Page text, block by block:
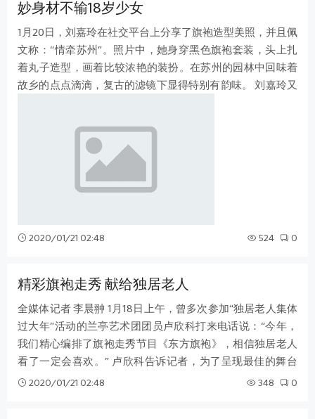
妙身材不输18岁少女
1月20日，刘嘉玲在社交平台上分享了旗袍造型美照，并且佩
文称：“情牵苏州”。照片中，她身穿黑色旗袍套装，头上扎
着丸子造型，画着比较浓艳的装扮。在苏州的园林中回味着
故乡的点点滴滴，复古的滤镜下显得特别有韵味。 刘嘉玲又
2020/01/21 02:48 524 0
精彩旗袍走秀 献给独居老人
全媒体记者 李晨翀 1月18日上午，曾多次参加“独居老人集体
过大年”活动的兰亭艺术团团员卢欣科打来电话说：“今年，
我们精心编排了旗袍走秀节目《东方旗袍》，相信独居老人
看了一定会喜欢。” 卢欣科告诉记者，为了呈现最佳的舞台
效果，兰亭艺术团的团员最近
2020/01/21 02:48 348 0